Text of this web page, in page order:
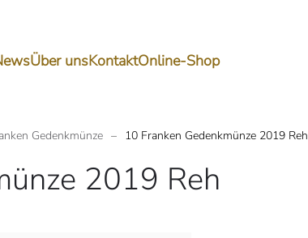
Über unsKontaktOnline-Shop
Gedenkmünze 10 Franken Gedenkmünze 2019 Reh
2019 Reh